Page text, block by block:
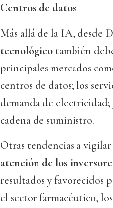
Centros de datos
Más allá de la IA, desde
tecnológico también
principales mercados
centros de datos; los
demanda de electricidad;
cadena de suministro.
Otras tendencias a
atención de los
resultados y favorecidos
el sector farmacéutico,